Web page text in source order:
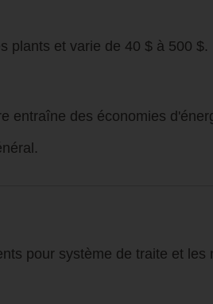
plants et varie de 40 $ à 500 $.
entraîne des économies
pour système de traite et les